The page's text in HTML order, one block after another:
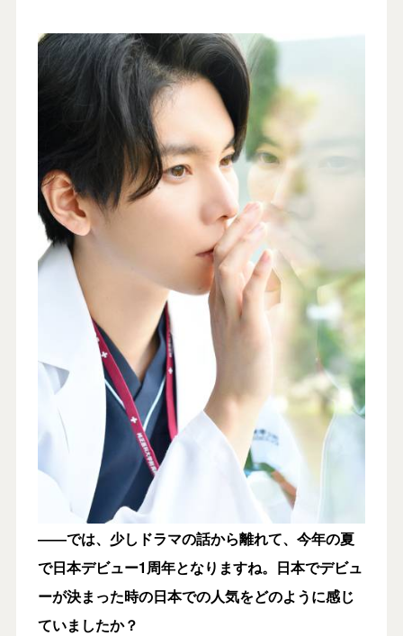
――では、少しドラマの話から離れて、今年の夏
で日本デビュー1周年となりますね。日本でデビュ
ーが決まった時の日本での人気をどのように感じ
ていましたか？